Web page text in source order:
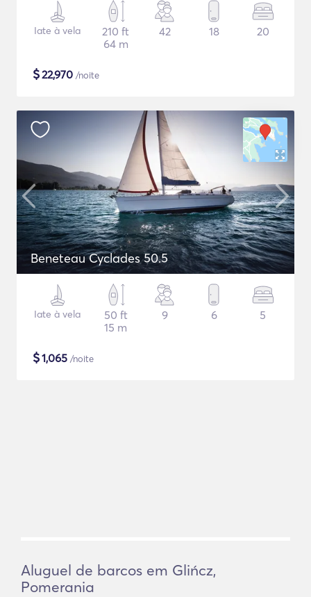
Iate à vela
210 ft
64 m
42 18 20
$22,970 /noite
Beneteau Cyclades 50.5
Iate à vela
50 ft
15 m
9 6 5
$1,065 /noite
Aluguel de barcos em Glińcz,
Pomerania